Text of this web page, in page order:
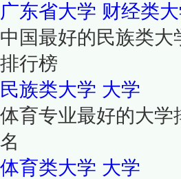
广东省大学 财经类
中国最好的民族类
排行榜
民族类大学 大学
体育专业最好的大
名
体育类大学 大学